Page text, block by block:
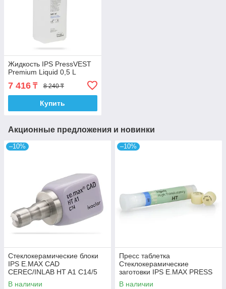
Жидкость IPS PressVEST
Premium Liquid 0,5 L
7 416 ₸ 8 240 ₸
Купить
Акционные предложения и новинки
–10%
Стеклокерамические блоки
IPS E.MAX CAD
CEREC/INLAB HT A1 C14/5
В наличии
–10%
Пресс таблетка
Стеклокерамические
заготовки IPS E.MAX PRESS
5шт HT A1 5 PCS
В наличии